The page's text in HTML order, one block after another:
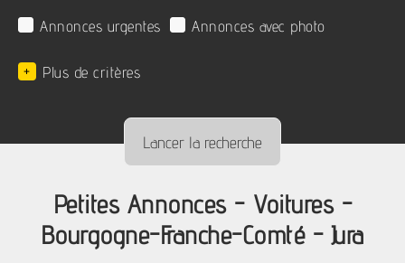
Annonces urgentes
Annonces avec photo
+ Plus de critères
Petites Annonces - Voitures -
Bourgogne-Franche-Comté - Jura